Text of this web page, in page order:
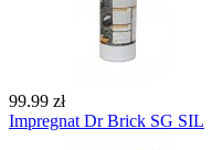
99.99 zł
Impregnat Dr Brick SG SIL